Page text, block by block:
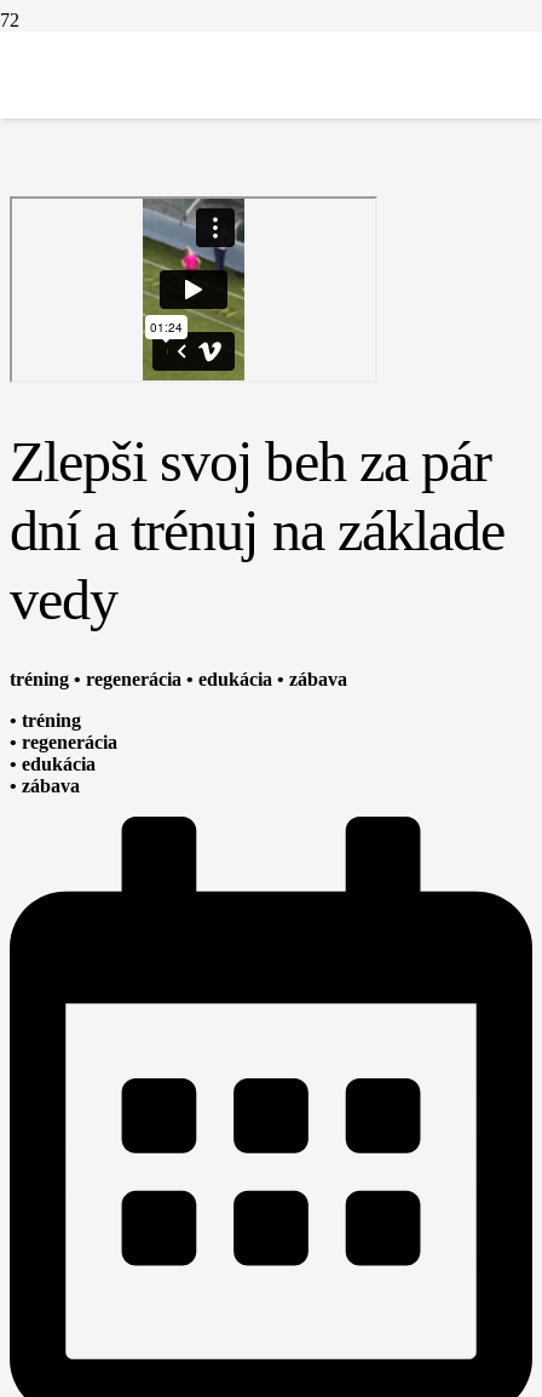
Zlepši svoj beh za pár
dní a trénuj na základe
vedy
tréning • regenerácia • edukácia • zábava
• tréning
• regenerácia
• edukácia
• zábava